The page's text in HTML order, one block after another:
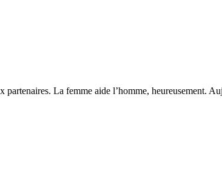
La femme aide l’homme, heureusement.